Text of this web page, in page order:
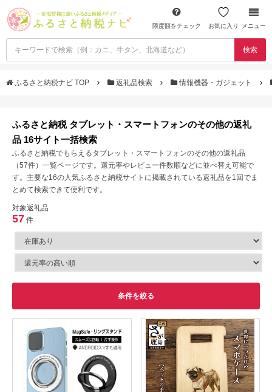
限度額をチェック お気に入り メニュー
検索
ふるさと納税ナビ TOP 返礼品検索 情報機器・ガジェット
ふるさと納税 タブレット・スマートフォンのその他の返礼
品 16サイト一括検索
ふるさと納税でもらえるタブレット・スマートフォンのその他の返礼品
（57件）一覧ページです。還元率やレビュー件数順などに並べ替え可能で
す。主要な16の人気ふるさと納税サイトに掲載されている返礼品を1回でま
とめて検索できて便利です。
対象返礼品
57 件
条件を絞る